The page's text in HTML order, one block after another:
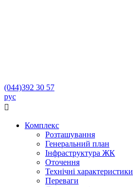
(044)392 30 57
рус

Комплекс
Розташування
Генеральний план
Інфраструктура ЖК
Оточення
Технічні характеристики
Переваги